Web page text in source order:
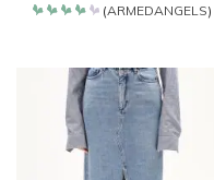
(ARMEDANGELS)